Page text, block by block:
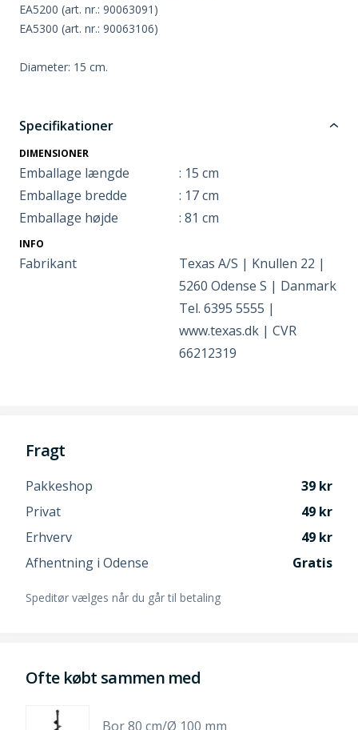
EA5200 (art. nr.: 90063091)
EA5300 (art. nr.: 90063106)
Diameter: 15 cm.
Specifikationer
DIMENSIONER
Emballage længde
: 15 cm
Emballage bredde
: 17 cm
Emballage højde
: 81 cm
INFO
Fabrikant
Texas A/S | Knullen 22 |
5260 Odense S | Danmark
Tel. 6395 5555 |
www.texas.dk | CVR
66212319
Fragt
Pakkeshop
39
Privat
49
Erhverv
49
Afhentning i Odense
Gratis
Speditør vælges når du går til betaling
Ofte købt sammen med
Bor 80 cm/Ø 100 mm